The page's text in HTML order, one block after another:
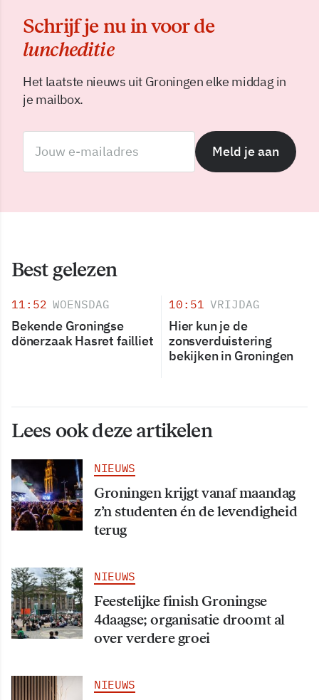
Schrijf je nu in voor de
luncheditie
Het laatste nieuws uit Groningen elke middag in
je mailbox.
Meld je aan
Best gelezen
11:52 WOENSDAG
Bekende Groningse
dönerzaak Hasret failliet
10:51 VRIJDAG
Hier kun je de
zonsverduistering
bekijken in Groningen
Lees ook deze artikelen
NIEUWS
Groningen krijgt vanaf maandag
z’n studenten én de levendigheid
terug
NIEUWS
Feestelijke finish Groningse
4daagse; organisatie droomt al
over verdere groei
NIEUWS